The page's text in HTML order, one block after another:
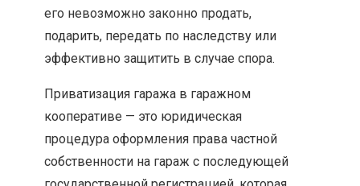
его невозможно законно продать,
подарить, передать по наследству или
эффективно защитить в случае спора.
Приватизация гаража в гаражном
кооперативе — это юридическая
процедура оформления права частной
собственности на гараж с последующей